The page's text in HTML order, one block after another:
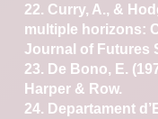
22. Curry, A., &
multiple horizons:
Journal of Futures
23. De Bono, E.
Harper & Row.
24. Departament